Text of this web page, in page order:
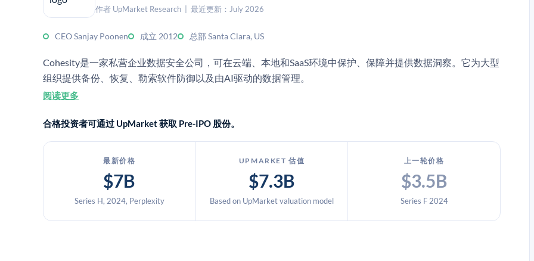
作者 UpMarket Research | 最近更新：July 2026
CEO Sanjay Poonen 成立 2012 总部 Santa Clara, US
Cohesity是一家私营企业数据安全公司，可在云端、本地和SaaS环境中保护、保障并提供数据洞察。它为大型
组织提供备份、恢复、勒索软件防御以及由AI驱动的数据管理。
阅读更多
合格投资者可通过 UpMarket 获取 Pre-IPO 股份。
最新价格
$7B
Series H, 2024, Perplexity
UPMARKET 估值
$7.3B
Based on UpMarket valuation model
上一轮价格
$3.5B
Series F 2024